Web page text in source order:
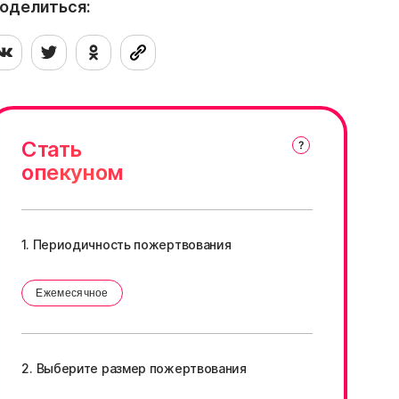
им про Минаки!
Стать
опекуном
1. Периодичность пожертвования
Ежемесячное
2. Выберите размер пожертвования